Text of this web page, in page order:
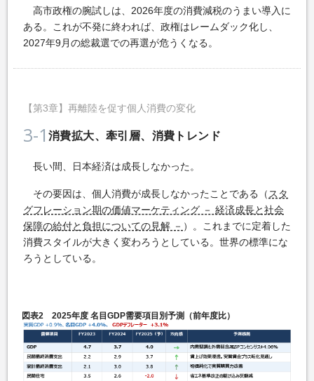
高市政権の腕試しは、2026年度の消費減税のうまい導入に
ある。これが不発に終われば、政権はレームダック化し、
2027年9月の総裁選での再選が危うくなる。
【第3章】再離陸を促す個人消費の変化
3-1 消費拡大、牽引層、消費トレンド
長い間、日本経済は成長しなかった。
その要因は、個人消費が成長しなかったことである（スタ
グフレーション期の価値マーケティング － 経済成長と社会
保障の給付と負担についての見解 － ）。これまでに定着した
消費スタイルが大きく変わろうとしている。世界の標準にな
ろうとしている。
図表2 2025年度 名目GDP需要項目別予測（前年度比）